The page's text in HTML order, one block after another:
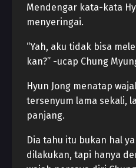
Mendengar kata-kata
menyeringai.
“Yah, aku tidak bisa
kan?” -ucap Chung
Hyun Jong menatap
tersenyum lama sekali,
panjang.
Dia tahu itu bukan hal
dilakukan, tapi hanya